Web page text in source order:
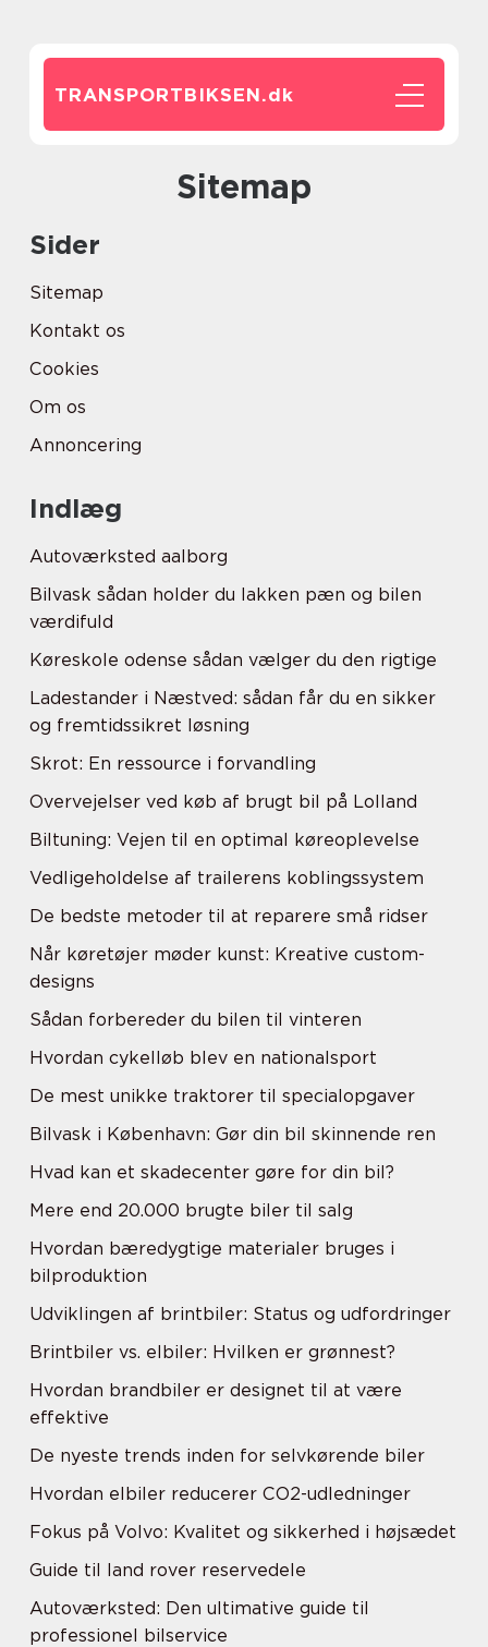
TRANSPORTBIKSEN.dk
Sitemap
Sider
Sitemap
Kontakt os
Cookies
Om os
Annoncering
Indlæg
Autoværksted aalborg
Bilvask sådan holder du lakken pæn og bilen
værdifuld
Køreskole odense sådan vælger du den rigtige
Ladestander i Næstved: sådan får du en sikker
og fremtidssikret løsning
Skrot: En ressource i forvandling
Overvejelser ved køb af brugt bil på Lolland
Biltuning: Vejen til en optimal køreoplevelse
Vedligeholdelse af trailerens koblingssystem
De bedste metoder til at reparere små ridser
Når køretøjer møder kunst: Kreative custom-
designs
Sådan forbereder du bilen til vinteren
Hvordan cykelløb blev en nationalsport
De mest unikke traktorer til specialopgaver
Bilvask i København: Gør din bil skinnende ren
Hvad kan et skadecenter gøre for din bil?
Mere end 20.000 brugte biler til salg
Hvordan bæredygtige materialer bruges i
bilproduktion
Udviklingen af brintbiler: Status og udfordringer
Brintbiler vs. elbiler: Hvilken er grønnest?
Hvordan brandbiler er designet til at være
effektive
De nyeste trends inden for selvkørende biler
Hvordan elbiler reducerer CO2-udledninger
Fokus på Volvo: Kvalitet og sikkerhed i højsædet
Guide til land rover reservedele
Autoværksted: Den ultimative guide til
professionel bilservice